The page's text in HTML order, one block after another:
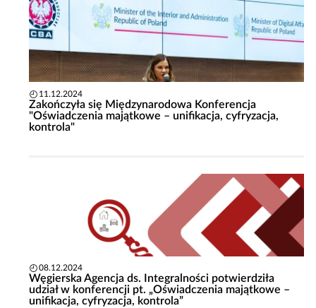
11.12.2024
Zakończyła się Międzynarodowa Konferencja
"Oświadczenia majątkowe – unifikacja, cyfryzacja,
kontrola"
08.12.2024
Węgierska Agencja ds. Integralności potwierdziła
udział w konferencji pt. „Oświadczenia majątkowe –
unifikacja, cyfryzacja, kontrola”